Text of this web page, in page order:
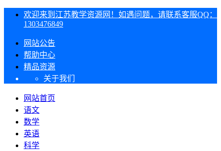
欢迎来到江苏教学资源网！如遇问题，请联系客服QQ：
1303476849
网站公告
帮助中心
精品资源
关于我们
网站首页
语文
数学
英语
科学